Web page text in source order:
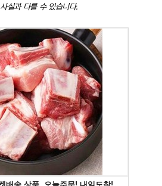
실과 다를 수 있습니다.